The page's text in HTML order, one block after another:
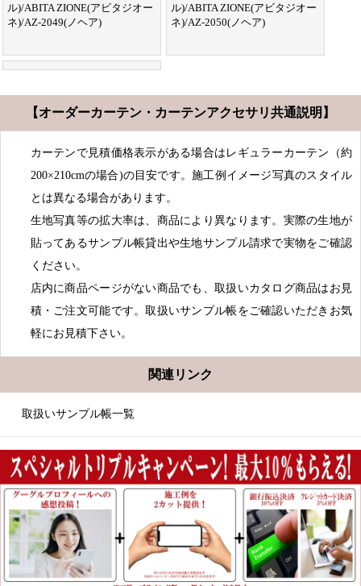
ル)/ABITA ZIONE(アビタジオー
ネ)/AZ-2049(ノヘア)
ル)/ABITA ZIONE(アビタジオー
ネ)/AZ-2050(ノヘア)
【オーダーカーテン・カーテンアクセサリ共通説明】
カーテンで見積価格表示がある場合はレギュラーカーテン（約
200×210cmの場合)の目安です。施工例イメージ写真のスタイル
とは異なる場合があります。
生地写真等の拡大率は、商品により異なります。実際の生地が
貼ってあるサンプル帳貸出や生地サンプル請求で実物をご確認
ください。
店内に商品ページがない商品でも、取扱いカタログ商品はお見
積・ご注文可能です。取扱いサンプル帳をご確認いただきお気
軽にお見積下さい。
関連リンク
取扱いサンプル帳一覧